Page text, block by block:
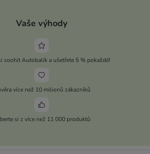
Vaše výhody
zoohit Autobalík a ušetřete 5 % pokaždé!
více než 10 milionů zákazníků
si z více než 11 000 produktů